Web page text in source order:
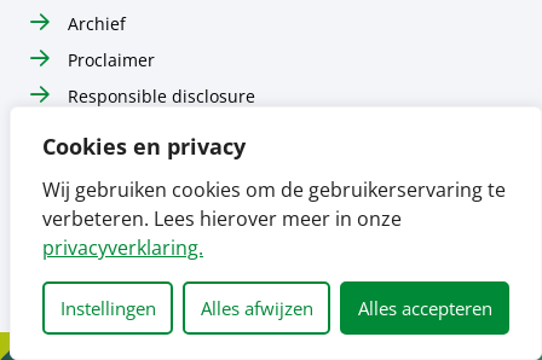
Cookies en privacy
Wij gebruiken cookies om de gebruikerservaring te
verbeteren. Lees hierover meer in onze
privacyverklaring.
Instellingen Alles afwijzen Alles accepteren
Archief
Proclaimer
Responsible disclosure
Toegankelijkheid
Volg ons op
Instagram Volg ons op
LinkedIn